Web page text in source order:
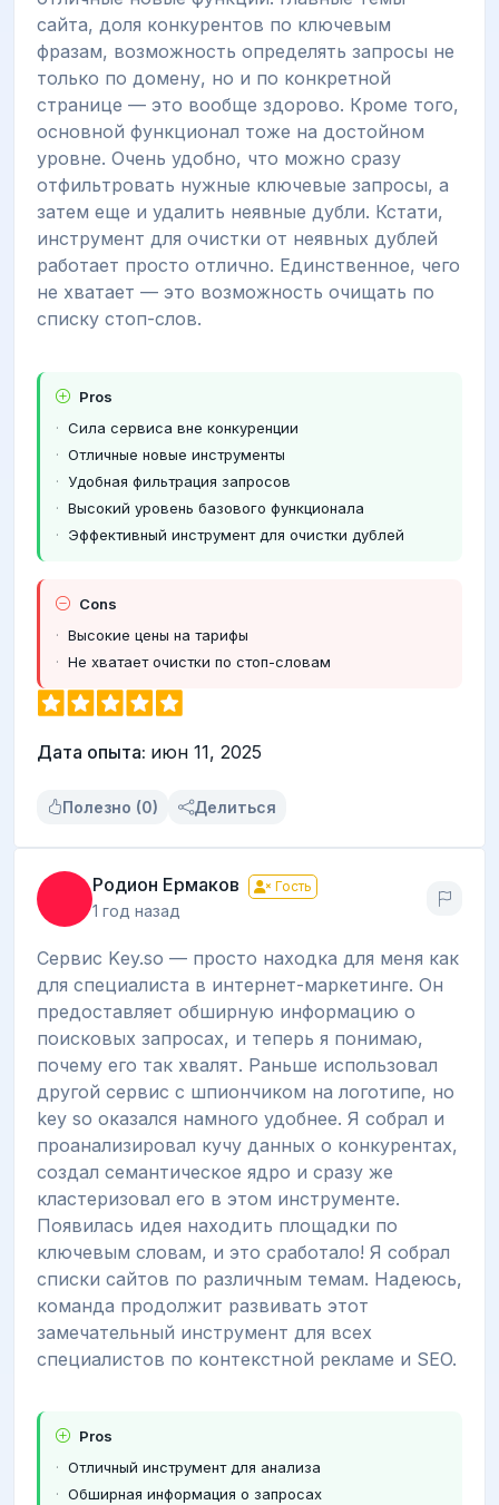
сайта, доля конкурентов по ключевым
фразам, возможность определять запросы не
только по домену, но и по конкретной
странице — это вообще здорово. Кроме того,
основной функционал тоже на достойном
уровне. Очень удобно, что можно сразу
отфильтровать нужные ключевые запросы, а
затем еще и удалить неявные дубли. Кстати,
инструмент для очистки от неявных дублей
работает просто отлично. Единственное, чего
не хватает — это возможность очищать по
списку стоп-слов.
Pros
Сила сервиса вне конкуренции
Отличные новые инструменты
Удобная фильтрация запросов
Высокий уровень базового функционала
Эффективный инструмент для очистки дублей
Cons
Высокие цены на тарифы
Не хватает очистки по стоп-словам
Дата опыта: июн 11, 2025
Полезно (0) Делиться
Родион Ермаков Гость
1 год назад
Сервис Kеy.so — просто находка для меня как
для специалиста в интернет-маркетинге. Он
предоставляет обширную информацию о
поисковых запросах, и теперь я понимаю,
почему его так хвалят. Раньше использовал
другой сервис с шпиончиком на логотипе, но
key so оказался намного удобнее. Я собрал и
проанализировал кучу данных о конкурентах,
создал семантическое ядро и сразу же
кластеризовал его в этом инструменте.
Появилась идея находить площадки по
ключевым словам, и это сработало! Я собрал
списки сайтов по различным темам. Надеюсь,
команда продолжит развивать этот
замечательный инструмент для всех
специалистов по контекстной рекламе и SEO.
Pros
Отличный инструмент для анализа
Обширная информация о запросах